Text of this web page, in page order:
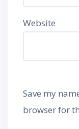
Website
Save my
browser for